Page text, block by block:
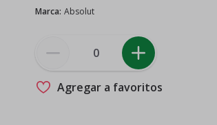
Marca: Absolut
Agregar a favoritos